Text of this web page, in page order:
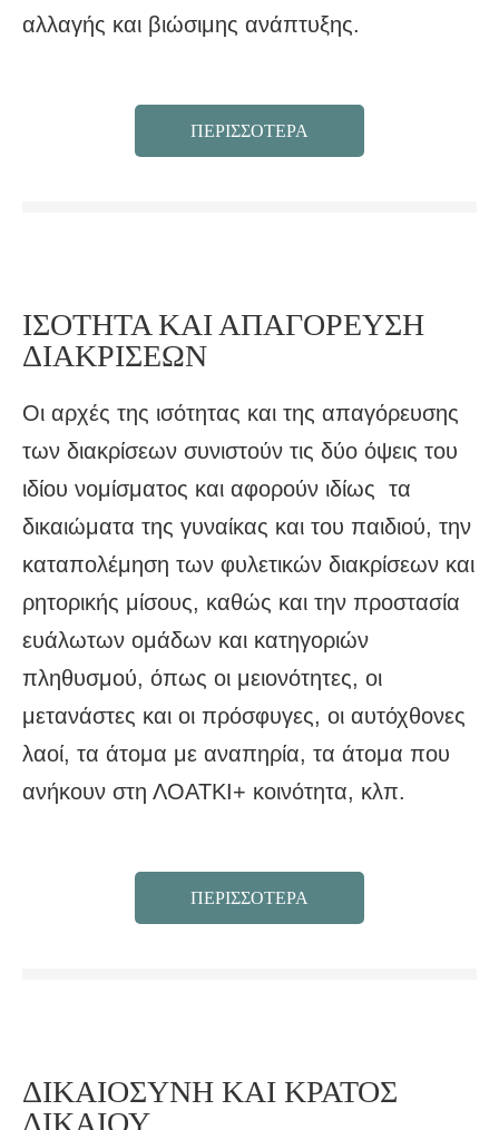
αλλαγής και βιώσιμης ανάπτυξης.
ΠΕΡΙΣΣΟΤΕΡΑ
ΙΣΟΤΗΤΑ ΚΑΙ ΑΠΑΓΟΡΕΥΣΗ
ΔΙΑΚΡΙΣΕΩΝ
Οι αρχές της ισότητας και της απαγόρευσης
των διακρίσεων συνιστούν τις δύο όψεις του
ιδίου νομίσματος και αφορούν ιδίως τα
δικαιώματα της γυναίκας και του παιδιού, την
καταπολέμηση των φυλετικών διακρίσεων και
ρητορικής μίσους, καθώς και την προστασία
ευάλωτων ομάδων και κατηγοριών
πληθυσμού, όπως οι μειονότητες, οι
μετανάστες και οι πρόσφυγες, οι αυτόχθονες
λαοί, τα άτομα με αναπηρία, τα άτομα που
ανήκουν στη ΛΟΑΤΚΙ+ κοινότητα, κλπ.
ΠΕΡΙΣΣΟΤΕΡΑ
ΔΙΚΑΙΟΣΥΝΗ ΚΑΙ ΚΡΑΤΟΣ
ΔΙΚΑΙΟΥ